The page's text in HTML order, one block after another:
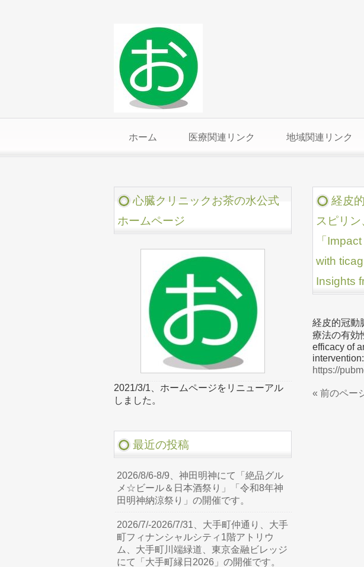
ホーム 医療関連リンク 地域関連リンク
経皮
スピリ
「
with
Insights
経皮的冠動
療法の有効
efficacy of
https://
« 前のペー
心臓クリニックお茶の水公式
ホームページ
2021/3/1、ホームページをリニューアル
しました。
最近の投稿
2026/8/6-8/9、神田明神にて「絶品グル
メ☆ビール＆日本酒祭り」「令和8年神
田明神納涼祭り」の開催です。
2026/7/-2026/7/31、大手町仲通り、大手
町フィナンシャルシティ1階アトリウ
ム、大手町川端緑道、東京金融ビレッジ
にて「大手町縁日2026」の開催です。